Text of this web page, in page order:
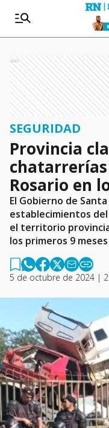
Ads
SEGURIDAD
Provincia
Rosario en
El Gobierno de
establecimientos
el territorio
los primeros 9
5 de octubre de 2024 |